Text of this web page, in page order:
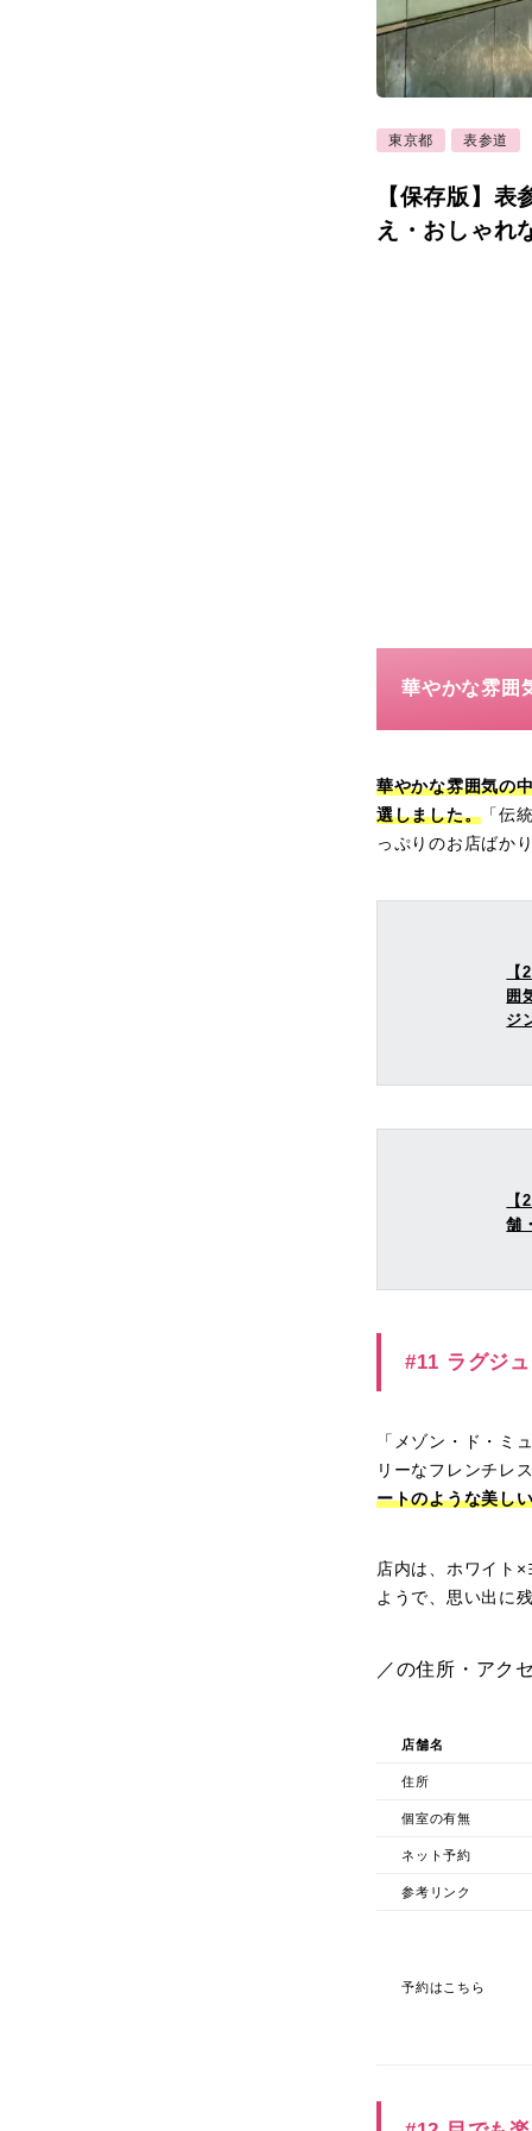
東京都 表参道
【保存版】
え・おしゃれ
華やかな雰囲
華やかな雰囲気の
選しました。 「伝
っぷりのお店ばか
囲
ジ
舗
#11 ラグジ
「メゾン・ド・ミ
リーなフレンチレ
ートのような美し
店内は、ホワイト
ようで、思い出に
／の住所・アク
店舗名
住所
個室の有無
ネット予約
参考リンク
予約はこちら